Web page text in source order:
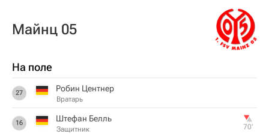
Майнц 05
На поле
27 Робин Центнер
Вратарь
16 Штефан Белль
Защитник 70‎’‎